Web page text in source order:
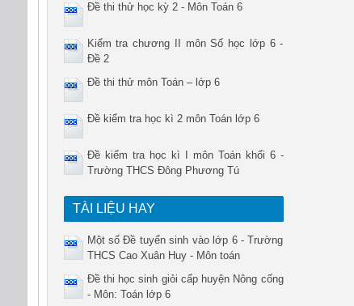
Đề thi thử học kỳ 2 - Môn Toán 6
Kiểm tra chương II môn Số học lớp 6 -
Đề 2
Đề thi thử môn Toán – lớp 6
Đề kiểm tra học kì 2 môn Toán lớp 6
Đề kiểm tra học kì I môn Toán khối 6 -
Trường THCS Đông Phương Tú
TÀI LIỆU HAY
Một số Đề tuyển sinh vào lớp 6 - Trường
THCS Cao Xuân Huy - Môn toán
Đề thi học sinh giỏi cấp huyện Nông cống
- Môn: Toán lớp 6